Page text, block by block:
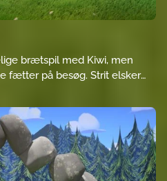
brætspil med Kiwi, men
fætter på besøg. Strit elsker
Kiwi fra sin fætter. Efter alt
spille brætspil med Kiwi.